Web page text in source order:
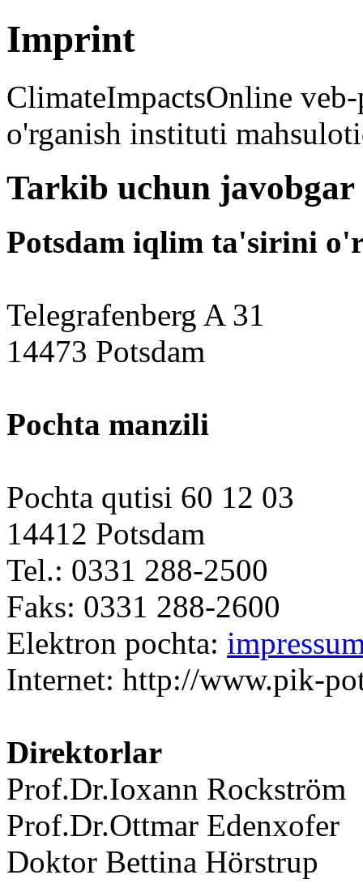
Imprint
ClimateImpactsOnline
o'rganish instituti
Tarkib uchun javobgar
Potsdam iqlim ta'sirini
Telegrafenberg A 31
14473 Potsdam
Pochta manzili
Pochta qutisi 60 12 03
14412 Potsdam
Tel.: 0331 288-2500
Faks: 0331 288-2600
Elektron pochta:
Internet: http://www.pik-
Direktorlar
Prof.Dr.Ioxann Rockström
Prof.Dr.Ottmar Edenxofer
Doktor Bettina Hörstrup